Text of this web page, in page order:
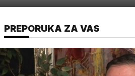
PREPORUKA ZA VAS